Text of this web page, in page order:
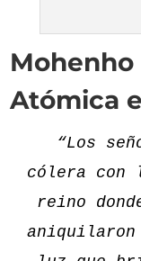
Atómica
“Los
cólera con
reino